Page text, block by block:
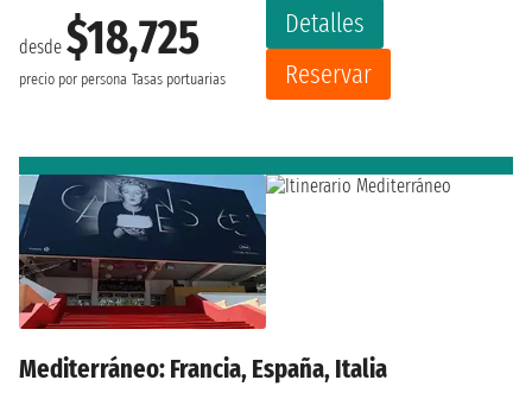
desde $18,725
precio por persona Tasas portuarias
Detalles
Reservar
Mediterráneo: Francia, España, Italia